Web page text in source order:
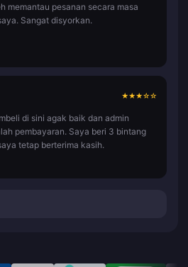
memantau pesanan secara masa
Sangat disyorkan.
★★★☆☆
di sini agak baik dan admin
pembayaran. Saya beri 3 bintang
tetap berterima kasih.